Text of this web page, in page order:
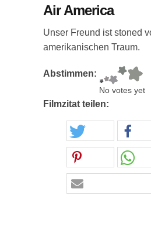
Air America
Unser Freund ist stoned
amerikanischen Traum.
Abstimmen:
No votes yet
Filmzitat teilen: